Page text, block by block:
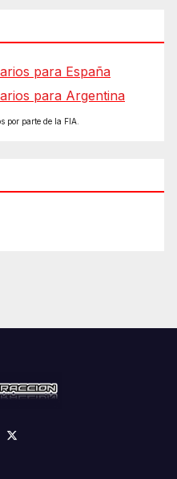
para España
para Argentina
por parte de la FIA.